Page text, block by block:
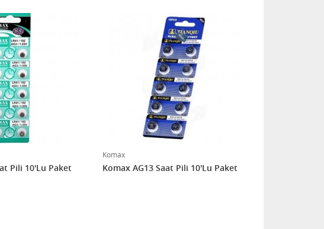
Pili 10'Lu Paket
Komax
Komax AG13 Saat Pili 10'Lu Paket